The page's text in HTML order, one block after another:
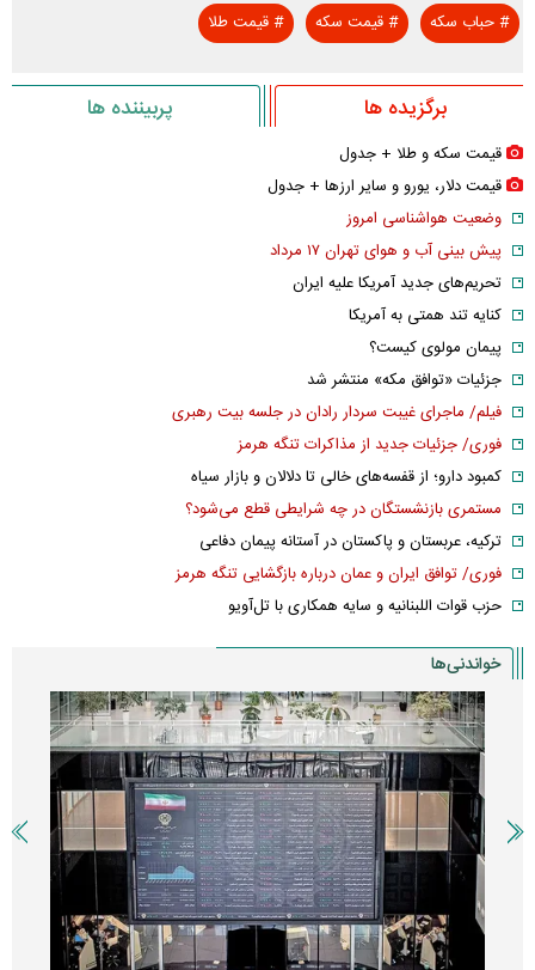
#حباب سکه #قیمت سکه #قیمت طلا
برگزیده ها پربیننده ها
قیمت سکه و طلا + جدول
قیمت دلار، یورو و سایر ارز‌ها + جدول
وضعیت هواشناسی امروز
پیش بینی آب و هوای تهران ۱۷ مرداد
تحریم‌های جدید آمریکا علیه ایران
کنایه تند همتی به آمریکا
پیمان مولوی کیست؟
جزئیات «توافق مکه» منتشر شد
فیلم/ ماجرای غیبت سردار رادان در جلسه بیت رهبری
فوری/ جزئیات جدید از مذاکرات تنگه هرمز
کمبود دارو؛ از قفسه‌های خالی تا دلالان و بازار سیاه
مستمری بازنشستگان در چه شرایطی قطع می‌شود؟
ترکیه، عربستان و پاکستان در آستانه پیمان دفاعی
فوری/ توافق ایران و عمان درباره بازگشایی تنگه هرمز
حزب قوات اللبنانیه و سایه همکاری با تل‌آویو
خواندنی‌ها